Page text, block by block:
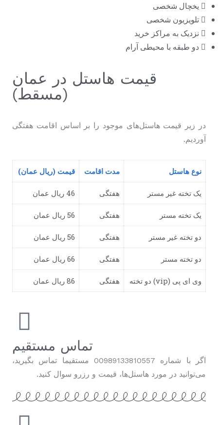
یخچال شخصی
تلویزیون شخصی
نزدیک به مراکز خرید
دو طبقه با محیطی آرام
قیمت هاستل در عمان
(مسقط)
در زیر قیمت هاستل‌های موجود را بر اساس اقامت هفتگی
آوردیم.
نوع هاستل مدت اقامت قیمت (ریال عمان)
یک تخته غیر مستر هفتگی 46 ریال عمان
یک تخته مستر هفتگی 56 ریال عمان
دو تخته غیر مستر هفتگی 56 ریال عمان
دو تخته مستر هفتگی 66 ریال عمان
وی ای پی (vip) دو تخته هفتگی 86 ریال عمان
تماس مستقیم
اگر با شماره 00989133810557 مستقیما تماس بگیرید،
می‌توانید در مورد هاستل‌ها، قیمت‌ و رزرو سوال کنید.